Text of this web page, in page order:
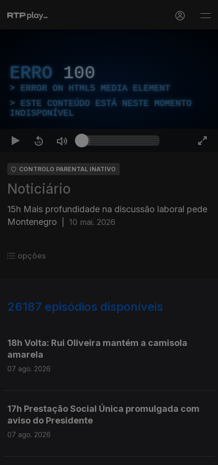
ERRO 100
ERROR ON HTML5 MEDIA ELEMENT
ESTE CONTEÚDO ESTÁ NESTE MOMENTO
INDISPONÍVEL
CONTROLO PARENTAL INATIVO
Noticiário
15h Mais profundidade na discussão laboral pede
Montenegro
10 mai. 2026
opções
26187 episódios disponíveis
18h Volta: Rui Oliveira mantém a camisola
amarela
07 ago. 2026
17h Prestação Social Única promulgada com
aviso do Presidente
07 ago. 2026